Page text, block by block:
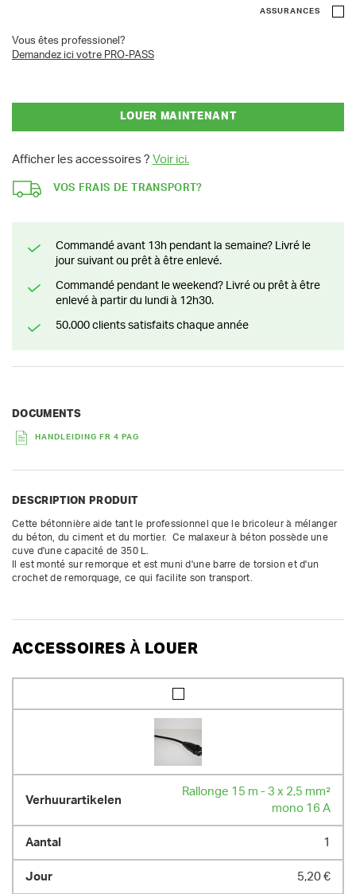
ASSURANCES
Vous êtes professionel?
Demandez ici votre PRO-PASS
LOUER MAINTENANT
Afficher les accessoires ? Voir ici.
VOS FRAIS DE TRANSPORT?
Commandé avant 13h pendant la semaine? Livré le
jour suivant ou prêt à être enlevé.
Commandé pendant le weekend? Livré ou prêt à être
enlevé à partir du lundi à 12h30.
50.000 clients satisfaits chaque année
DOCUMENTS
HANDLEIDING FR 4 PAG
DESCRIPTION PRODUIT
Cette bétonnière aide tant le professionnel que le bricoleur à mélanger
du béton, du ciment et du mortier.  Ce malaxeur à béton possède une
cuve d'une capacité de 350 L.
Il est monté sur remorque et est muni d'une barre de torsion et d'un
crochet de remorquage, ce qui facilite son transport.
ACCESSOIRES À LOUER
Rallonge 15 m - 3 x 2,5 mm²
mono 16 A
1
5,20 €